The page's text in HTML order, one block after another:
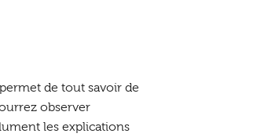
de tout savoir de
observer
les explications